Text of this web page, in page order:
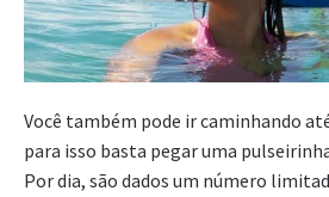
Você também pode ir caminhando
para isso basta pegar uma
Por dia, são dados um número